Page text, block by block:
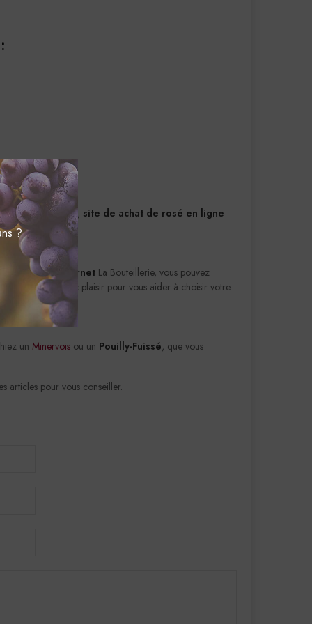
?
deLa Bouteillerie, site de achat de rosé en ligne
du monde.
de rosé sur internet La Bouteillerie, vous pouvez
avec plaisir pour vous aider à choisir votre
un Minervois ou un Pouilly-Fuissé, que vous
articles pour vous conseiller.